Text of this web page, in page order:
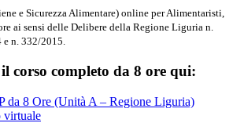
e Sicurezza Alimentare) online per Alimentaristi,
ai sensi delle Delibere della Regione Liguria n.
e n. 332/2015.
corso completo da 8 ore qui:
da 8 Ore (Unità A – Regione Liguria)
virtuale